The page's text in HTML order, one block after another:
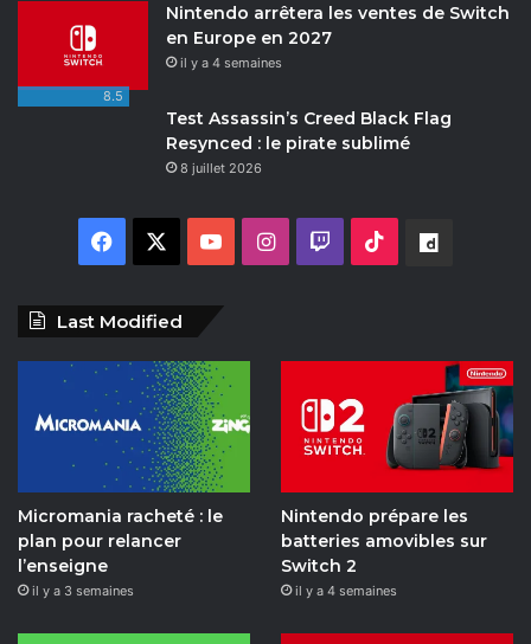
Nintendo arrêtera les ventes de Switch
en Europe en 2027
il y a 4 semaines
8.5
Test Assassin’s Creed Black Flag
Resynced : le pirate sublimé
8 juillet 2026
c
b
o
o
T
u
b
e
I
r
a
c
o
k
y
m
o
Last Modified
Micromania racheté : le
plan pour relancer
l’enseigne
il y a 3 semaines
Nintendo prépare les
batteries amovibles sur
Switch 2
il y a 4 semaines